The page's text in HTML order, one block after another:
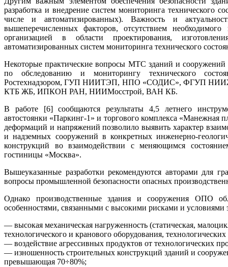
разработка и внедрение систем мониторинга технического
числе и автоматизированных). Важность и
вышеперечисленных факторов, отсутствием
организацией в области проектирования,
автоматизированных систем мониторинга технического
Некоторые практические вопросы МТС зданий и
по обследованию и мониторингу технического
Ростехнадзором, ГУП НИИТЭП, НПО «СОДИС», ФГУП
КТБ ЖБ, ИПКОН РАН, НИИМосстрой, ВАН КБ.
В работе [6] сообщаются результаты 4,5 летнего
автостоянки «Паркинг-1» и торгового комплекса «Манежная
деформаций и напряжений позволило выявить характер
и надземных сооружений в конкретных инженерно-
конструкций во взаимодействии с меняющимся
гостиницы «Москва».
Вышеуказанные разработки рекомендуются авторами для
вопросы промышленной безопасности опасных
Однако производственные здания и сооружения ОПО
особенностями, связанными с высокими рисками и условиями
— высокая механическая нагруженность (статическая,
технологического и кранового оборудования,
— воздействие агрессивных продуктов от технологических
— изношенность строительных конструкций зданий и
превышающая 70÷80%;